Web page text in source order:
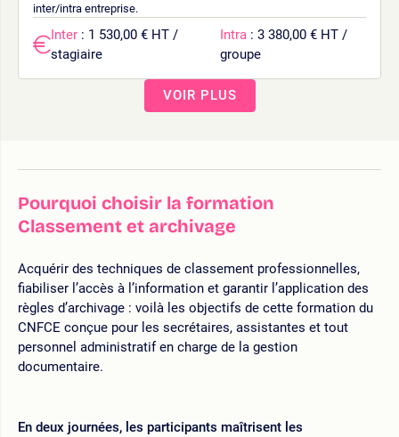
inter/intra entreprise.
Inter : 1 530,00 € HT /
stagiaire
Intra : 3 380,00 € HT /
groupe
VOIR PLUS
Pourquoi choisir la formation
Classement et archivage
Acquérir des techniques de classement professionnelles,
fiabiliser l’accès à l’information et garantir l’application des
règles d’archivage : voilà les objectifs de cette formation du
CNFCE conçue pour les secrétaires, assistantes et tout
personnel administratif en charge de la gestion
documentaire.
En deux journées, les participants maîtrisent les